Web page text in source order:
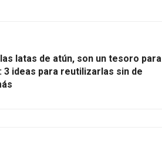
latas de atún, son un tesoro para
3 ideas para reutilizarlas sin de